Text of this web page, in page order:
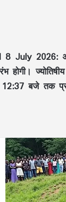
8 July 2026:
होगी।
12:37 बजेतक